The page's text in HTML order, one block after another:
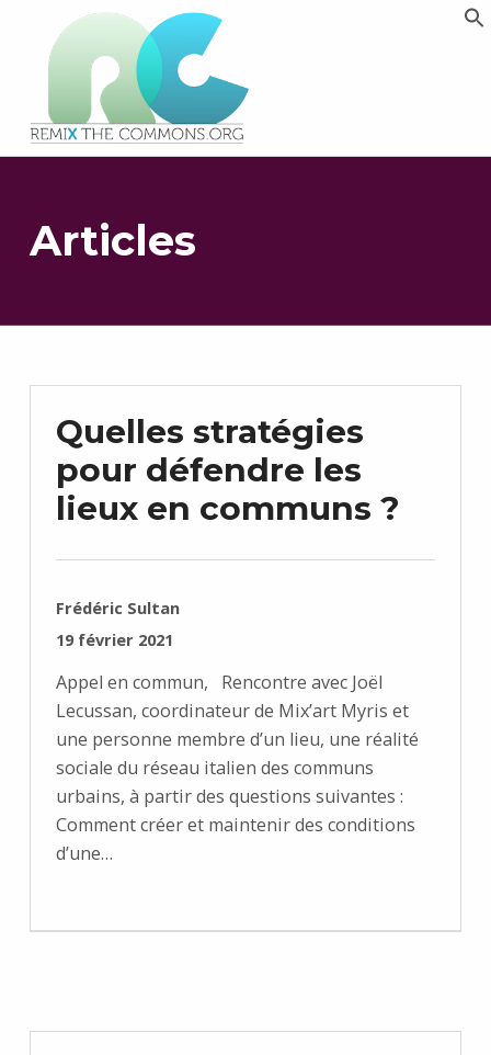
PLATEFORME MULTIMÉDIA OUVERTE ET COLLABORATIVE SUR LES COMMUNS
Articles
Quelles stratégies
pour défendre les
lieux en communs ?
RÉDIGÉ PAR :
Frédéric Sultan
PUBLIÉ SUR :
19 février 2021
Appel en commun, Rencontre avec Joël
Lecussan, coordinateur de Mix’art Myris et
une personne membre d’un lieu, une réalité
sociale du réseau italien des communs
urbains, à partir des questions suivantes :
Comment créer et maintenir des conditions
d’une…